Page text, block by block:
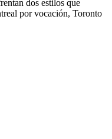
dos estilos que
por vocación, Toronto